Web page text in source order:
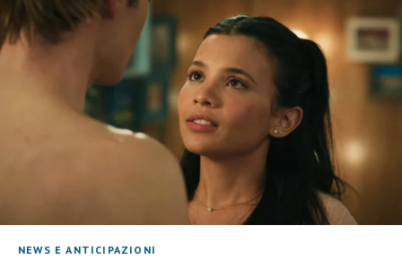
NEWS E ANTICIPAZIONI